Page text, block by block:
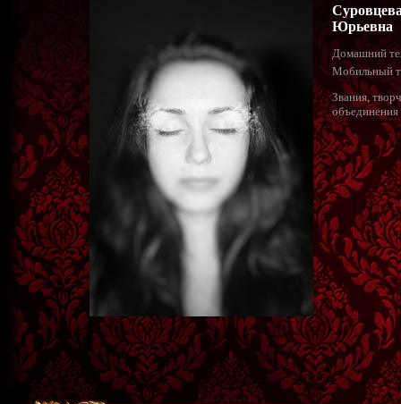
Юрьевна
Домашний
Мобильный
Звания,
объединения